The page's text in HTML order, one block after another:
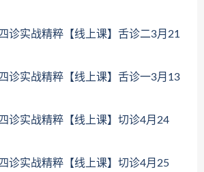
实战精粹【线上课】舌诊二3月21
实战精粹【线上课】舌诊一3月13
实战精粹【线上课】切诊4月24
实战精粹【线上课】切诊4月25